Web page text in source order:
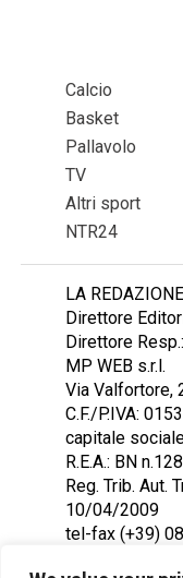
Calcio
Basket
Pallavolo
TV
Altri sport
NTR24
LA REDAZIONE
Direttore
Direttore
MP WEB s.r.l.
Via Valfortore,
C.F./P.IVA:
capitale
R.E.A.: BN
Reg. Trib. Aut.
10/04/2009
tel-fax (+39)